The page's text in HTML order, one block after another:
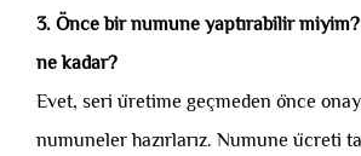
3. Önce bir numune yaptırabilir
ne kadar?
Evet, seri üretime geçmeden önce
numuneler hazırlarız. Numune ücreti